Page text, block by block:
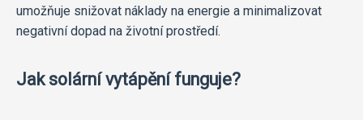
umožňuje snižovat náklady na energie a minimalizovat
negativní dopad na životní prostředí.
Jak solární vytápění funguje?